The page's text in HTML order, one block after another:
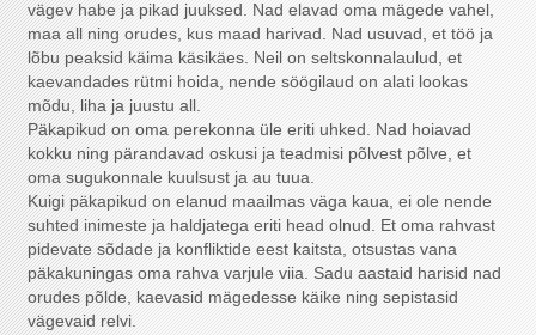
vägev habe ja pikad juuksed. Nad elavad oma mägede vahel,
maa all ning orudes, kus maad harivad. Nad usuvad, et töö ja
lõbu peaksid käima käsikäes. Neil on seltskonnalaulud, et
kaevandades rütmi hoida, nende söögilaud on alati lookas
mõdu, liha ja juustu all.
Päkapikud on oma perekonna üle eriti uhked. Nad hoiavad
kokku ning pärandavad oskusi ja teadmisi põlvest põlve, et
oma sugukonnale kuulsust ja au tuua.
Kuigi päkapikud on elanud maailmas väga kaua, ei ole nende
suhted inimeste ja haldjatega eriti head olnud. Et oma rahvast
pidevate sõdade ja konfliktide eest kaitsta, otsustas vana
päkakuningas oma rahva varjule viia. Sadu aastaid harisid nad
orudes põlde, kaevasid mägedesse käike ning sepistasid
vägevaid relvi.